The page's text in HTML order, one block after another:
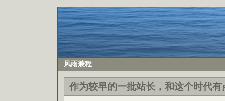
风雨兼程
作为较早的一批站长，和这个时代有